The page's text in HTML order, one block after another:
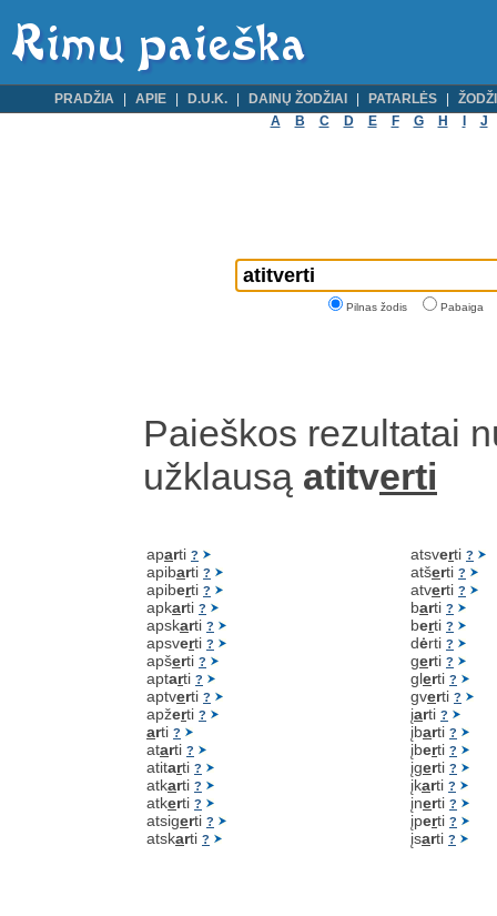
PRADŽIA APIE D.U.K. DAINŲ ŽODŽIAI PATARLĖS
A
B C D E F G H J
Pilnas žodis Pabaiga
Paieškos rezultatai
užklausą atitverti
aparti ?
apibarti ?
apiberti ?
apkarti ?
apskarti ?
apsverti ?
apšerti ?
aptarti ?
aptverti ?
apžerti ?
arti ?
atarti ?
atitarti ?
atkarti ?
atkerti ?
atsigerti ?
atskarti ?
atsverti ?
atšerti ?
atverti ?
barti ?
berti ?
dėrti ?
gerti ?
glerti ?
gverti ?
įarti ?
įbarti ?
įberti ?
įgerti ?
įkarti ?
įnerti ?
įperti ?
įsarti ?